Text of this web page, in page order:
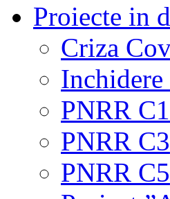
Proiecte in
Criza
PNRR
PNRR C3
PNRR C5